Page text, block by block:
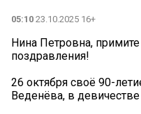
05:10 23.10.2025 16+
Нина Петровна,
поздравления!
26 октября своё 90-
Веденёва, в